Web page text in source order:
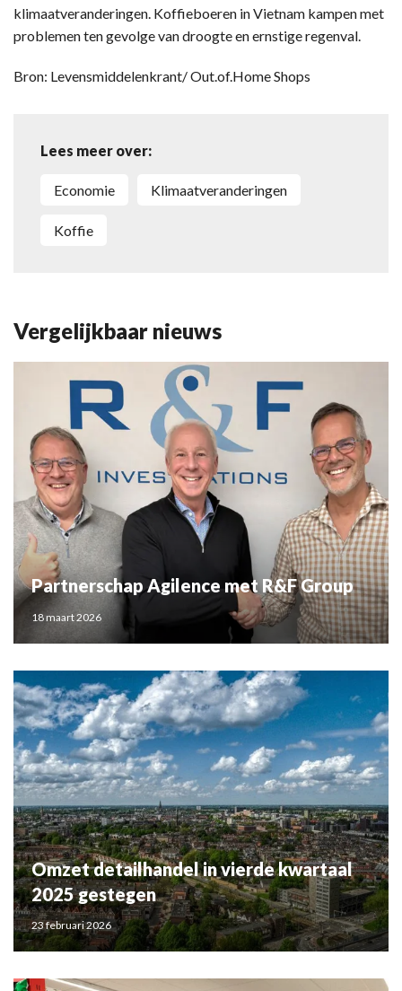
klimaatveranderingen. Koffieboeren in Vietnam kampen met
problemen ten gevolge van droogte en ernstige regenval.
Bron: Levensmiddelenkrant/ Out.of.Home Shops
Lees meer over:
economie klimaatveranderingen
koffie
Vergelijkbaar nieuws
Partnerschap Agilence met R&F Group
18 maart 2026
Omzet detailhandel in vierde kwartaal
2025 gestegen
23 februari 2026